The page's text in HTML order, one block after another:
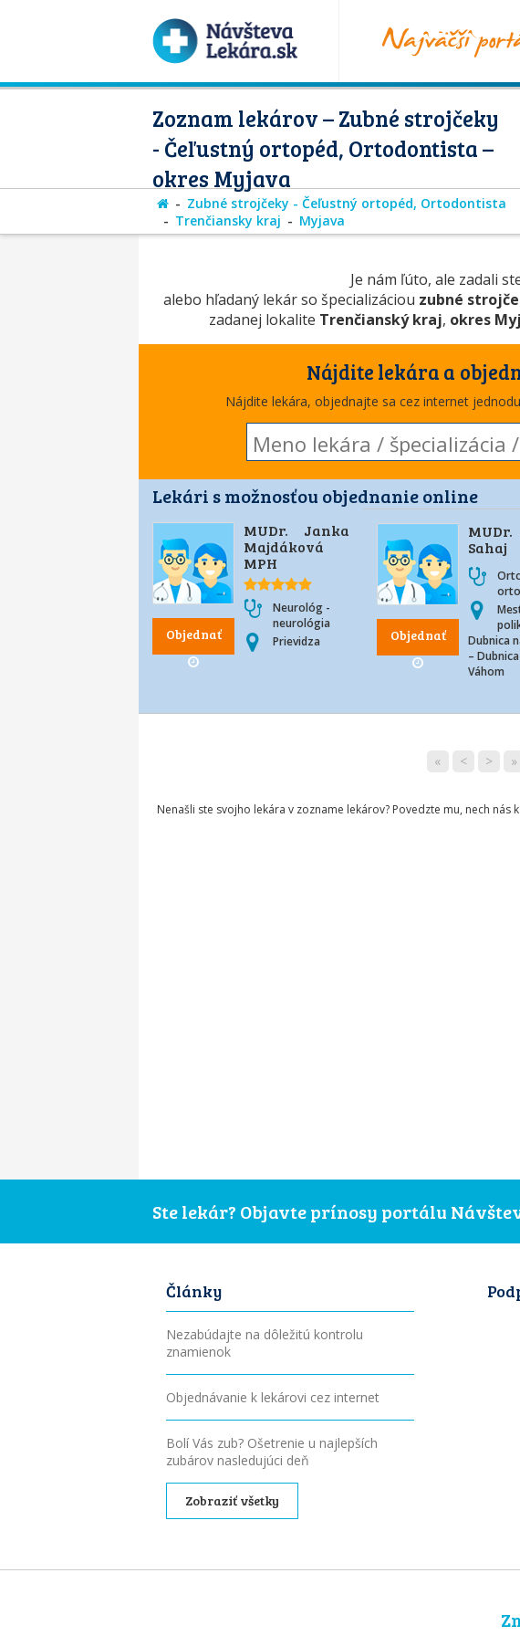
Zoznam lekárov – Zubné strojčeky
- Čeľustný ortopéd, Ortodontista –
okres Myjava
Zubné strojčeky - Čeľustný ortopéd, Ortodontista
Trenčiansky kraj
Myjava
Je nám ľúto, ale zadali
alebo hľadaný lekár so špecializáciou zubné
zadanej lokalite Trenčianský kraj, okres
Nájdite lekára a
Nájdite lekára, objednajte sa cez internet
Lekári s možnosťou objednanie online
Objednať
MUDr. Janka
Majdáková
MPH
Neurológ -
neurológia
Prievidza
Objednať
Sahaj
Dubnica
–
Váhom
« < > »
Nenašli ste svojho lekára v zozname lekárov? Povedzte mu, nech
Ste lekár? Objavte prínosy portálu
Články
Nezabúdajte na dôležitú kontrolu
znamienok
Objednávanie k lekárovi cez internet
Bolí Vás zub? Ošetrenie u najlepších
zubárov nasledujúci deň
Zobraziť všetky